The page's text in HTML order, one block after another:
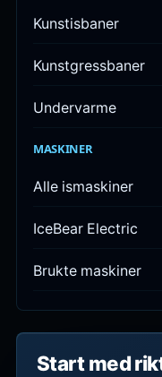
Kunstisbaner
Kunstgressbaner
Undervarme
MASKINER
Alle ismaskiner
IceBear Electric
Brukte maskiner
Start med